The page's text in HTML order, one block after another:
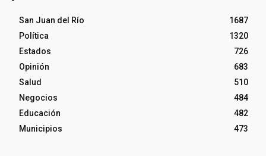
San Juan del Río
1687
Política
1320
Estados
726
Opinión
683
Salud
510
Negocios
484
Educación
482
Municipios
473